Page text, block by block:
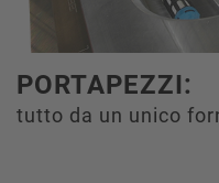
PORTAPEZZI:
tutto da un unico